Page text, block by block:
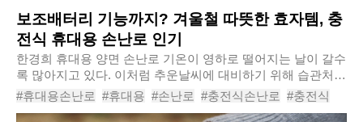
보조배터리 기능까지? 겨울철 따뜻한 효자템, 충
전식 휴대용 손난로 인기
한경희 휴대용 양면 손난로 기온이 영하로 떨어지는 날이 갈수
록 많아지고 있다. 이처럼 추운날씨에 대비하기 위해 습관처럼
구매하게 되는 것이 바로 핫팩이다. 아무리 옷을 껴입어도 어
쩔수 없이춥게 느껴지는 겨울에 온기를..
#휴대용손난로 #휴대용 #손난로 #충전식손난로 #충전식
#충전식휴대용손난로 #하이브리드손난로 #핫팩